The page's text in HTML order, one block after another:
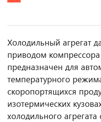
Холодильный агрегат
приводом компрессора
предназначен для
температурного
скоропортящихся
изотермических
холодильного